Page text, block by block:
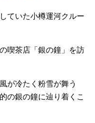
ていた小樽運河クルー
喫茶店「銀の鐘」を訪
が冷たく粉雪が舞う
の銀の鐘に辿り着くこ